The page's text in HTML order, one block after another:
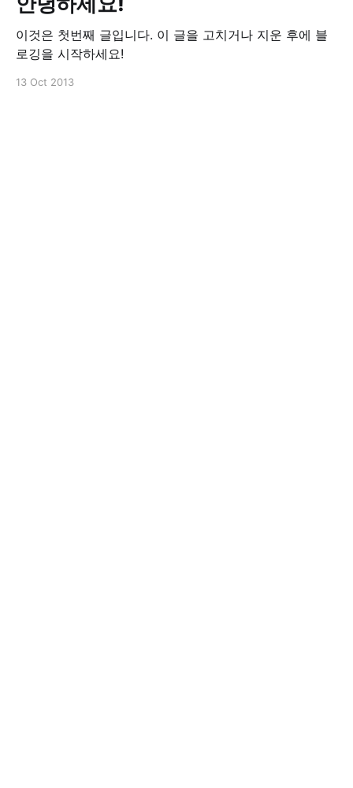
이것은 첫번째 글입니다. 이 글을 고치거나 지운 후에 블
로깅을 시작하세요!
13 Oct 2013